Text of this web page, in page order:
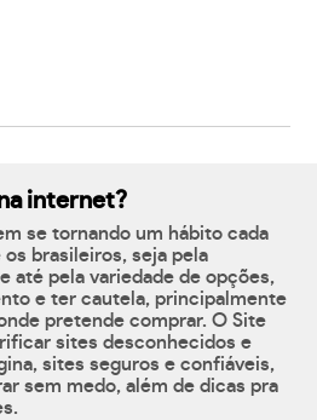
internet?
se tornando um hábito cada
brasileiros, seja pela
até pela variedade de opções,
e ter cautela, principalmente
pretende comprar. O Site
sites desconhecidos e
sites seguros e confiáveis,
sem medo, além de dicas pra